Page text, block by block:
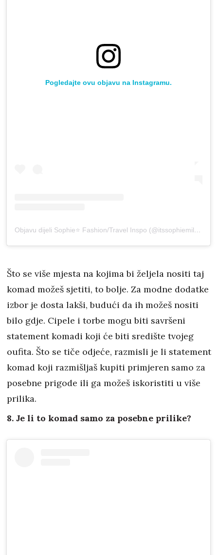
Pogledajte ovu objavu na Instagramu.
Objavu dijeli Sophie⭐️ Fashion/Travel Inspo (@itssophiemilner)
Što se više mjesta na kojima bi željela nositi taj
komad možeš sjetiti, to bolje. Za modne dodatke
izbor je dosta lakši, budući da ih možeš nositi
bilo gdje. Cipele i torbe mogu biti savršeni
statement komadi koji će biti središte tvojeg
oufita. Što se tiče odjeće, razmisli je li statement
komad koji razmišljaš kupiti primjeren samo za
posebne prigode ili ga možeš iskoristiti u više
prilika.
8. Je li to komad samo za posebne prilike?